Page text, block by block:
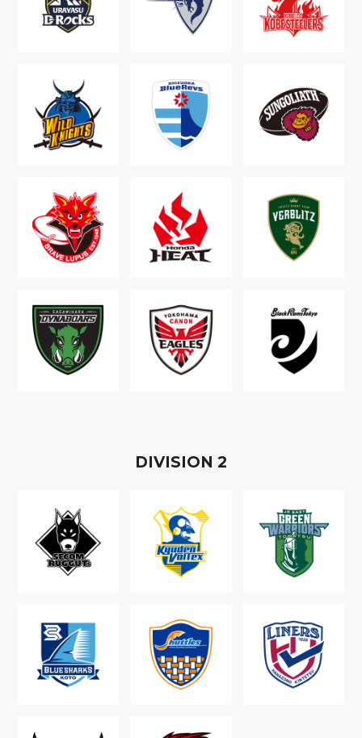
DIVISION 2